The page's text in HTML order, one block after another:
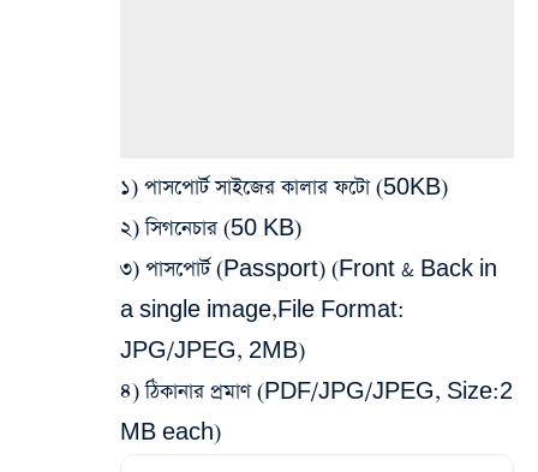
১) পাসপোর্ট সাইজের কালার ফটো (50KB)
২) সিগনেচার (50 KB)
৩) পাসপোর্ট (Passport) (Front & Back in
a single image,File Format:
JPG/JPEG, 2MB)
৪) ঠিকানার প্রমাণ (PDF/JPG/JPEG, Size:2
MB each)